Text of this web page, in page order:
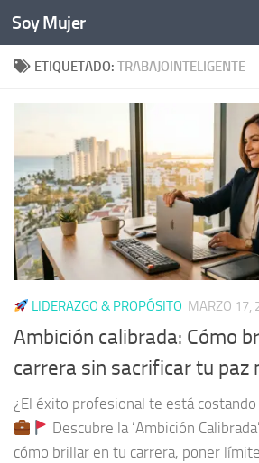
Bajo el contenido
Soy Mujer
ETIQUETADO: TRABAJOINTELIGENTE
LIDERAZGO & PROPÓSITO MARZO 17,
Ambición calibrada: Cómo
carrera sin sacrificar tu paz
¿El éxito profesional te está
Descubre la ‘Ambición
cómo brillar en tu carrera, poner